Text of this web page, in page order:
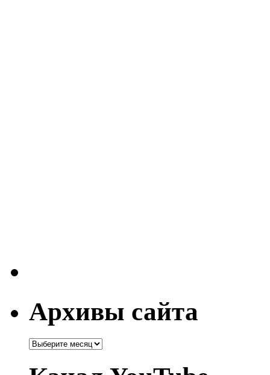
Архивы сайта